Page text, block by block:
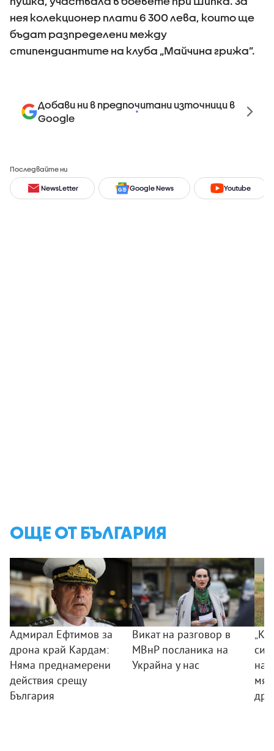
нея колекционер плати 6 300 лева, които ще
бъдат разпределени между
стипендиантите на клуба „Майчина грижа”.
Добави ни в предпочитани източници в
Google
Последвайте ни
NewsLetter Google News Youtube
ОЩЕ ОТ БЪЛГАРИЯ
Адмирал Ефтимов за
дрона край Кардам:
Няма преднамерени
действия срещу
България
Викат на разговор в
МВнР посланика на
Украйна у нас
на